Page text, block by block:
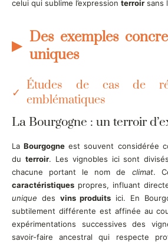
celui qui sublime l’expression terroir sans
Des exemples
uniques
Études de cas de
emblématiques
La Bourgogne : un terroir
LaBourgogne est souvent considérée
du terroir. Les vignobles ici sont
chacune portant le nom de climat.
caractéristiques propres, influant
unique des vins produits ici. En
subtilement différente est affinée au
expérimentations successives des
savoir-faire ancestral qui respecte